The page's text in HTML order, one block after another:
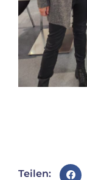
Teilen: